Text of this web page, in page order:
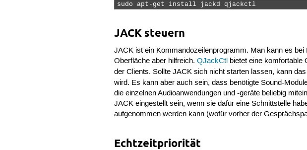
sudo apt-get install jackd qjackctl
JACK steuern
JACK ist ein Kommandozeilenprogramm. Man kann es
Oberfläche aber hilfreich.QJackCtl bietet eine komfortable
der Clients. Sollte JACK sich nicht starten lassen, kann
wird. Es kann aber auch sein, dass benötigte Sound-
die einzelnen Audioanwendungen und -geräte beliebig
JACK eingestellt sein, wenn sie dafür eine Schnittstelle
aufgenommen werden kann (wofür vorher der
Echtzeitpriorität